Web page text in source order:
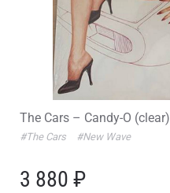
The Cars – Candy-O (clear)
#The Cars #New Wave
3 880 ₽